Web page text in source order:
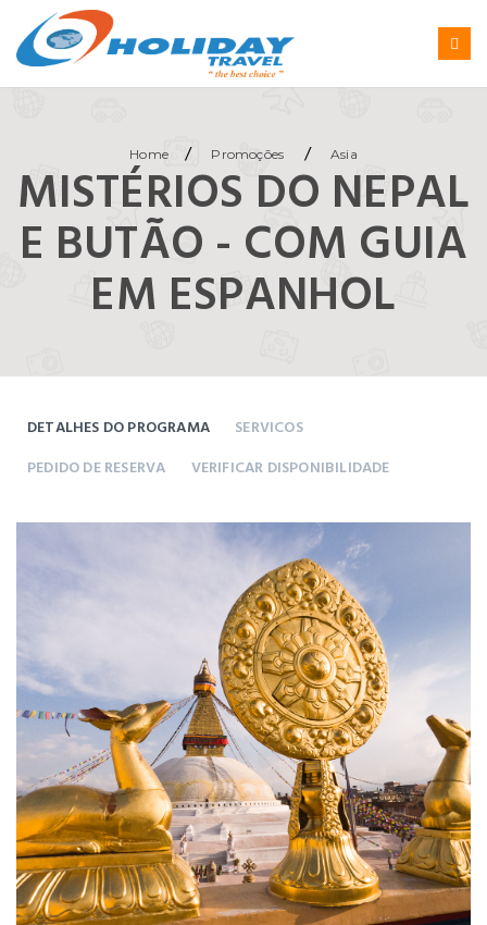
Home / Promoções / Asia
MISTÉRIOS DO NEPAL
E BUTÃO - COM GUIA
EM ESPANHOL
DETALHES DO PROGRAMA
SERVICOS
PEDIDO DE RESERVA
VERIFICAR DISPONIBILIDADE